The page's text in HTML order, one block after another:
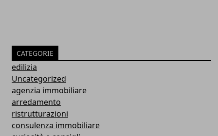
CATEGORIE
edilizia
Uncategorized
agenzia immobiliare
arredamento
ristrutturazioni
consulenza immobiliare